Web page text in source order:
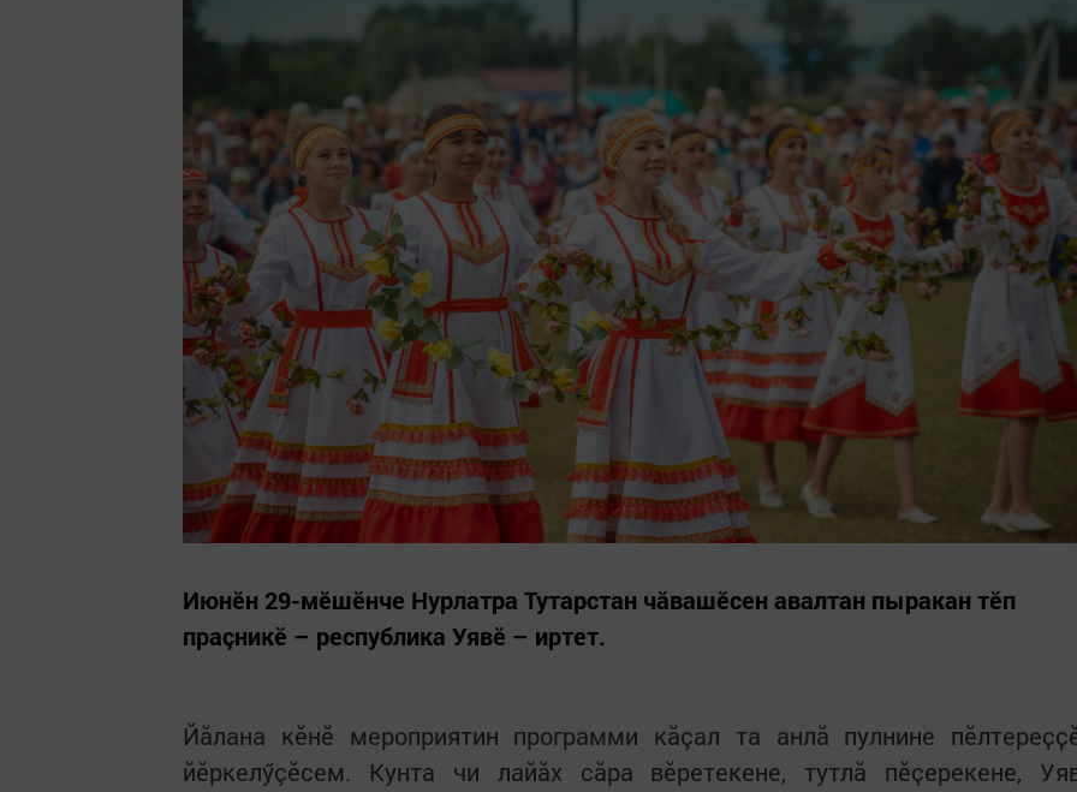
Июнӗн 29-мӗшӗнче Нурлатра Тутарстан чăвашӗсен авалтан пыракан тӗп
праçникӗ – республика Уявӗ – иртет.
Йăлана кӗнӗ мероприятин программи кăçал та анлă пулнине
йӗркелӳçӗсем. Кунта чи лайăх сăра вӗретекене, тутлă пӗçерекене,